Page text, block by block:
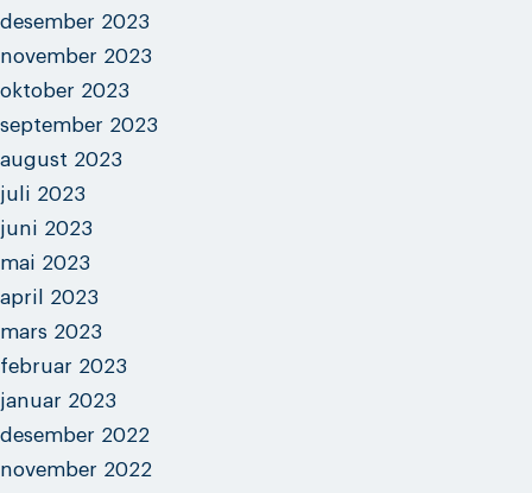
desember 2023
november 2023
oktober 2023
september 2023
august 2023
juli 2023
juni 2023
mai 2023
april 2023
mars 2023
februar 2023
januar 2023
desember 2022
november 2022